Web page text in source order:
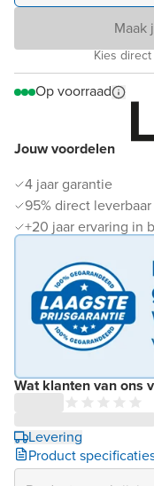
Jouw voordelen
4 jaar garantie
95% direct
+20 jaar ervaring in
Wat klanten van ons
Levering
Product
Maak
Kies
Op voorraad